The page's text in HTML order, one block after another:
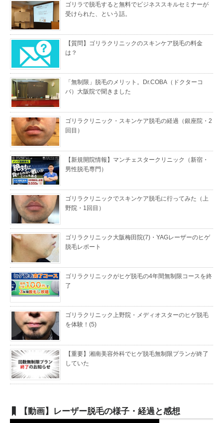
ゴリラで脱毛すると無料でビジネススキルセミナーが
受けられた、という話。
【質問】ゴリラクリニックのスキンケア脱毛の料金
は？
「無制限」脱毛のメリット。Dr.COBA（ドクターコ
バ）大阪院で聞きました
ゴリラクリニック・スキンケア脱毛の経過（銀座院・2
回目）
【新規開院情報】マンチェスタークリニック（新宿・
男性脱毛専門）
ゴリラクリニックでスキンケア脱毛に行ってみた（上
野院・1回目）
ゴリラクリニック大阪梅田院(7)・YAGレーザーのヒゲ
脱毛レポート
ゴリラクリニックがヒゲ脱毛の4年間無制限コースを終
了
ゴリラクリニック上野院・メディオスターのヒゲ脱毛
を体験！(5)
【重要】湘南美容外科でヒゲ脱毛無制限プランが終了
していた
【動画】レーザー脱毛の様子・経過と感想